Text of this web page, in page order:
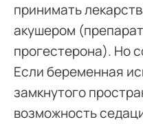
принимать
акушером
прогестерона). Но
Если беременная
замкнутого
возможность